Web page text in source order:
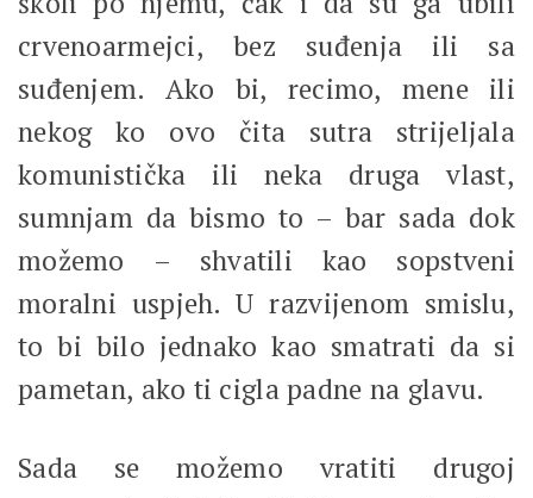
crvenoarmejci, bez suđenja ili sa
suđenjem. Ako bi, recimo, mene ili
nekog ko ovo čita sutra strijeljala
komunistička ili neka druga vlast,
sumnjam da bismo to – bar sada dok
možemo – shvatili kao sopstveni
moralni uspjeh. U razvijenom smislu,
to bi bilo jednako kao smatrati da si
pametan, ako ti cigla padne na glavu.
Sada se možemo vratiti drugoj